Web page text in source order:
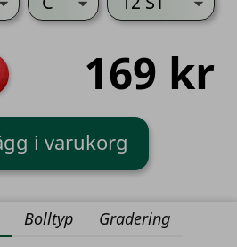
Röd 169 kr
Bolltyp Gradering